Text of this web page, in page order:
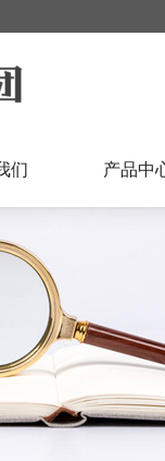
们 产品中